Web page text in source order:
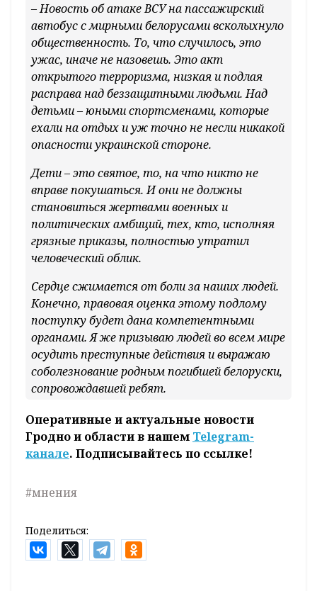
– Новость об атаке ВСУ на пассажирский
автобус с мирными белорусами всколыхнуло
общественность. То, что случилось, это
ужас, иначе не назовешь. Это акт
открытого терроризма, низкая и подлая
расправа над беззащитными людьми. Над
детьми – юными спортсменами, которые
ехали на отдых и уж точно не несли никакой
опасности украинской стороне.
Дети – это святое, то, на что никто не
вправе покушаться. И они не должны
становиться жертвами военных и
политических амбиций, тех, кто, исполняя
грязные приказы, полностью утратил
человеческий облик.
Сердце сжимается от боли за наших людей.
Конечно, правовая оценка этому подлому
поступку будет дана компетентными
органами. Я же призываю людей во всем мире
осудить преступные действия и выражаю
соболезнование родным погибшей белоруски,
сопровождавшей ребят. ​
Оперативные и актуальные новости
Гродно и области в нашем Telegram-
канале. Подписывайтесь по ссылке!
#мнения
Поделиться: